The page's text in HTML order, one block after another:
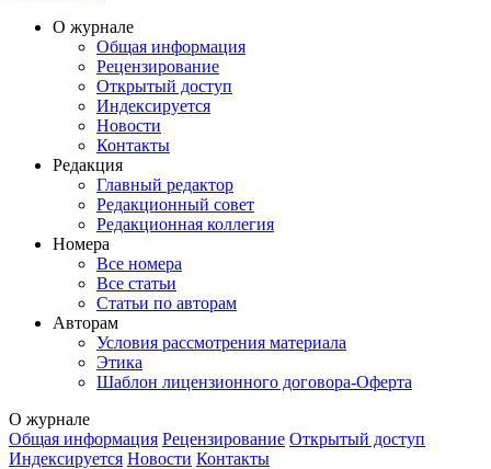
О журнале
Общая информация
Рецензирование
Открытый доступ
Индексируется
Новости
Контакты
Редакция
Главный редактор
Редакционный совет
Редакционная коллегия
Номера
Все номера
Все статьи
Статьи по авторам
Авторам
Условия рассмотрения материала
Этика
Шаблон лицензионного договора-Оферта
О журнале
Общая информация Рецензирование Открытый доступ
Индексируется Новости Контакты